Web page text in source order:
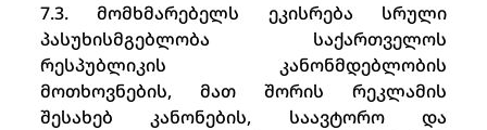
7.3. მომხმარებელს ეკისრება სრული
პასუხისმგებლობა საქართველოს
რესპუბლიკის კანონმდებლობის
მოთხოვნების, მათ შორის რეკლამის
შესახებ კანონების, საავტორო და